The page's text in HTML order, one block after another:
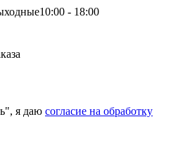
10:00 - 18:00
я даю согласие на обработку